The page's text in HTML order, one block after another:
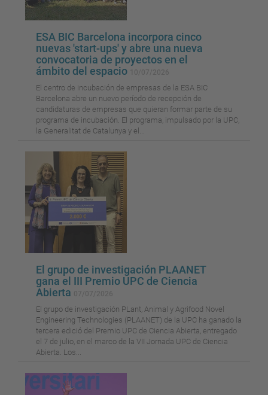
ESA BIC Barcelona incorpora cinco
nuevas 'start-ups' y abre una nueva
convocatoria de proyectos en el
ámbito del espacio
El centro de incubación de empresas de la ESA BIC
Barcelona abre un nuevo período de recepción de
candidaturas de empresas que quieran formar parte de su
programa de incubación. El programa, impulsado por la UPC,
la Generalitat de Catalunya y el...
El grupo de investigación PLAANET
gana el III Premio UPC de Ciencia
Abierta
El grupo de investigación PLant, Animal y Agrifood Novel
Engineering Technologies (PLAANET) de la UPC ha ganado la
tercera edició del Premio UPC de Ciencia Abierta, entregado
el 7 de julio, en el marco de la VII Jornada UPC de Ciencia
Abierta. Los...